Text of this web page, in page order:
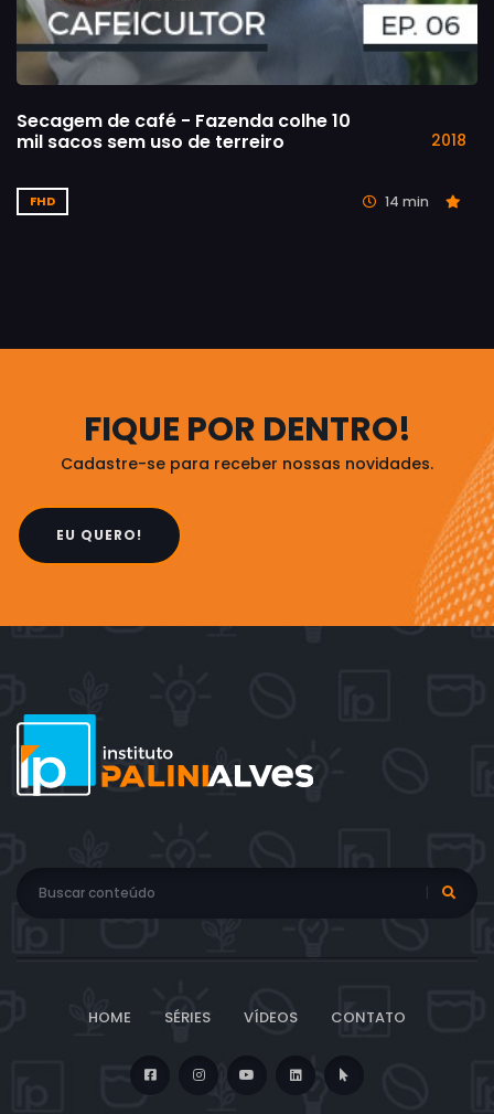
Secagem de café - Fazenda colhe 10
mil sacos sem uso de terreiro
2018
FHD 14 min
FIQUE POR DENTRO!
Cadastre-se para receber nossas novidades.
EU QUERO!
HOME SÉRIES VÍDEOS CONTATO